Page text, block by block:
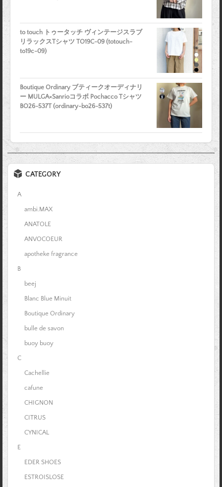
to touch トゥータッチ ヴィンテージスラブ
リラックスTシャツ TO19C-09 (totouch-
to19c-09)
Boutique Ordinary ブティークオーディナリ
ー MULGA×Sanrioコラボ Pochacco Tシャツ
BO26-537T (ordinary-bo26-537t)
CATEGORY
A
ambi.MAX
ANATOLE
ANVOCOEUR
apotheke fragrance
B
beej
Blanc Blue Minuit
Boutique Ordinary
bulle de savon
buoy buoy
C
Cachellie
cafune
CHIGNON
CITRUS
CYNICAL
E
EDER SHOES
ESTROISLOSE